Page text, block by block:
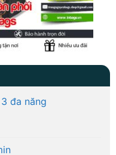
đa năng